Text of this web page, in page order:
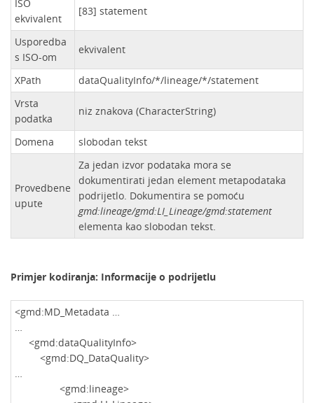
ISO
ekvivalent
[83] statement
Usporedba
s ISO-om
ekvivalent
XPath
dataQualityInfo/*/lineage/*/statement
Vrsta
podatka
niz znakova (CharacterString)
Domena slobodan tekst
Provedbene
upute
Za jedan izvor podataka mora se
dokumentirati jedan element metapodataka
podrijetlo. Dokumentira se pomoću
gmd:lineage/gmd:LI_Lineage/gmd:statement
elementa kao slobodan tekst.
Primjer kodiranja: Informacije o podrijetlu
<gmd:MD_Metadata …
…
<gmd:dataQualityInfo>
<gmd:DQ_DataQuality>
…
<gmd:lineage>